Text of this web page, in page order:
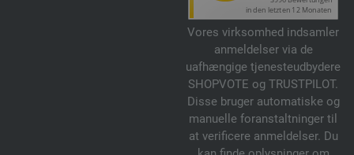
Vores virksomhed indsamler
anmeldelser via de
uafhængige tjenesteudbydere
SHOPVOTE og TRUSTPILOT.
Disse bruger automatiske og
manuelle foranstaltninger til
at verificere anmeldelser. Du